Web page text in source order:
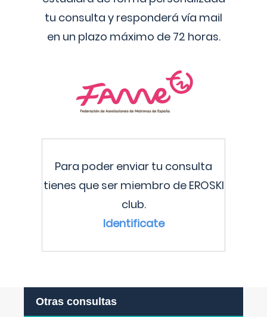
tu consulta y responderá vía mail
en un plazo máximo de 72 horas.
Para poder enviar tu consulta
tienes que ser miembro de EROSKI
club.
Identificate
Otras consultas